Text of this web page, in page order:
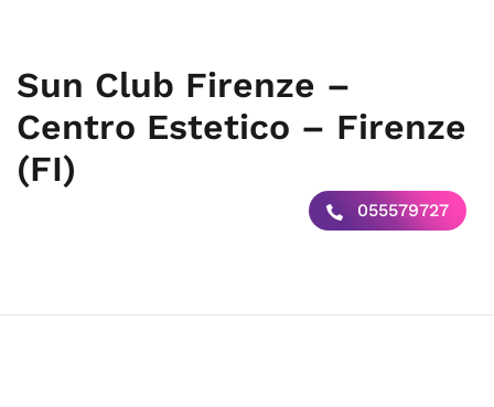
Sun Club Firenze –
Centro Estetico – Firenze
(FI)
055579727